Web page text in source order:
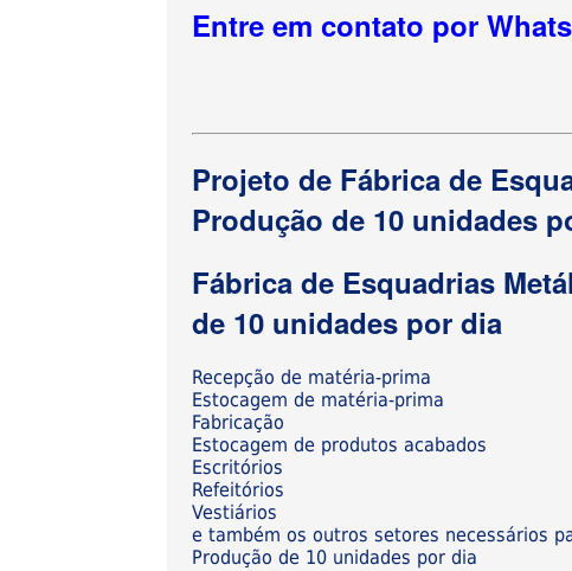
Entre em contato por
Projeto de Fábrica de
Produção de 10 unidades
Fábrica de Esquadrias
de 10 unidades por dia
Recepção de matéria-prima
Estocagem de matéria-prima
Fabricação
Estocagem de produtos acabados
Escritórios
Refeitórios
Vestiários
e também os outros setores necessários
Produção de 10 unidades por dia